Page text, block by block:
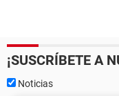
¡SUSCRÍBETE A
Noticias